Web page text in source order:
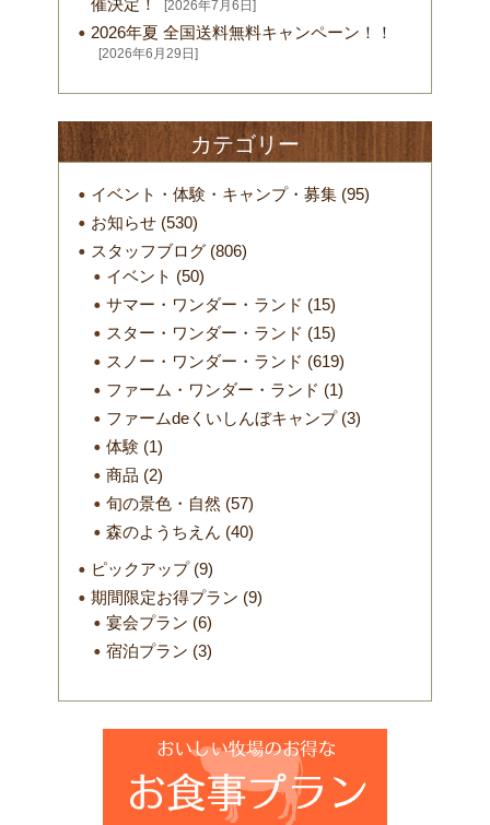
催決定！
[2026年7月6日]
2026年夏 全国送料無料キャンペーン！！
[2026年6月29日]
カテゴリー
イベント・体験・キャンプ・募集(95)
お知らせ(530)
スタッフブログ(806)
イベント (50)
サマー・ワンダー・ランド (15)
スター・ワンダー・ランド (15)
スノー・ワンダー・ランド (619)
ファーム・ワンダー・ランド (1)
ファームdeくいしんぼキャンプ(3)
体験 (1)
商品 (2)
旬の景色・自然 (57)
森のようちえん (40)
ピックアップ(9)
期間限定お得プラン (9)
宴会プラン (6)
宿泊プラン (3)